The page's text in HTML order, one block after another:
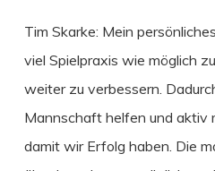
Tim Skarke: Mein
viel Spielpraxis wie möglich
weiter zu verbessern.
Mannschaft helfen und aktiv
damit wir Erfolg haben. Die